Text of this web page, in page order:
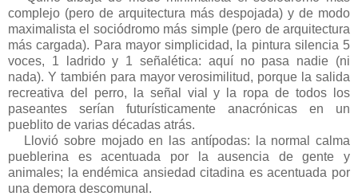
complejo (pero de arquitectura más despojada) y de modo
maximalista el sociódromo más simple (pero de arquitectura
más cargada). Para mayor simplicidad, la pintura silencia 5
voces, 1 ladrido y 1 señalética: aquí no pasa nadie (ni
nada). Y también para mayor verosimilitud, porque la salida
recreativa del perro, la señal vial y la ropa de todos los
paseantes serían futurísticamente anacrónicas en un
pueblito de varias décadas atrás.
Llovió sobre mojado en las antípodas: la normal calma
pueblerina es acentuada por la ausencia de gente y
animales; la endémica ansiedad citadina es acentuada por
una demora descomunal.